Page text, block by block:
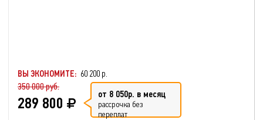
ВЫ ЭКОНОМИТЕ: 60 200 р.
350 000 руб.
289 800 от 8 050р. в месяц
рассрочка без
переплат